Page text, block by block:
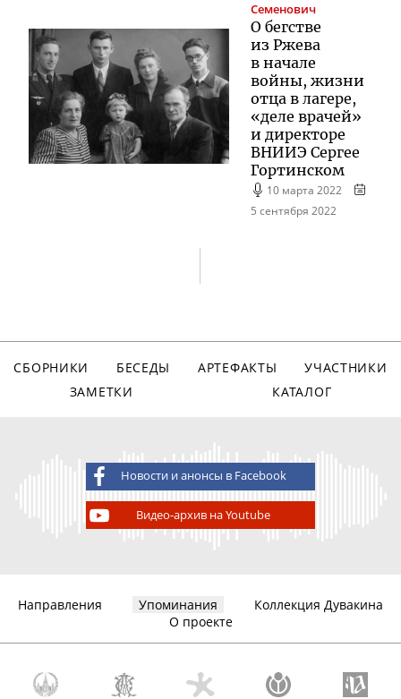
Семенович
О бегстве
из Ржева
в начале
войны, жизни
отца в лагере,
«деле врачей»
и директоре
ВНИИЭ Сергее
Гортинском
10 марта 2022
5 сентября 2022
СБОРНИКИ БЕСЕДЫ АРТЕФАКТЫ
УЧАСТНИКИ
ЗАМЕТКИ
КАТАЛОГ
Новости и анонсы в Facebook
Видео-архив на Youtube
Направления Упоминания
Коллекция Дувакина
О проекте